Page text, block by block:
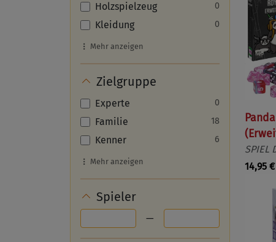
Holzspielzeug 0
Kleidung 0
Mehr anzeigen
Zielgruppe
Experte 0
Familie 18
Kenner 6
Mehr anzeigen
Spieler
—
SPIEL
14,95 €